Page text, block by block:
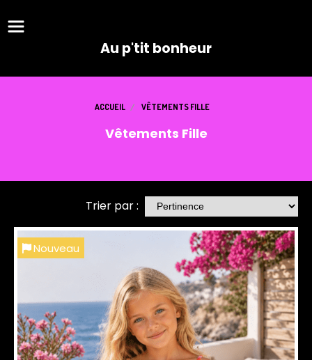
Au p'tit bonheur
ACCUEIL VÊTEMENTS FILLE
Vêtements Fille
Trier par :
Nouveau